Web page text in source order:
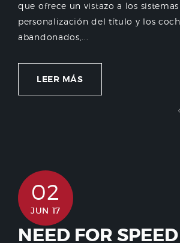
que ofrece un vistazo a los
personalización del título y los
abandonados,...
LEER MÁS
02
JUN 17
NEED FOR SPEED